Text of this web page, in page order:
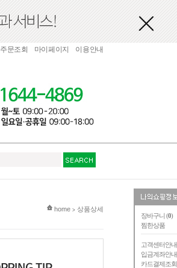
장바구니 (0)
찜한상품
고객센터안내
입금계좌안내
카드결제조회
주문조회 마이페이지 이용안내
현재 위치
home > 상품상세